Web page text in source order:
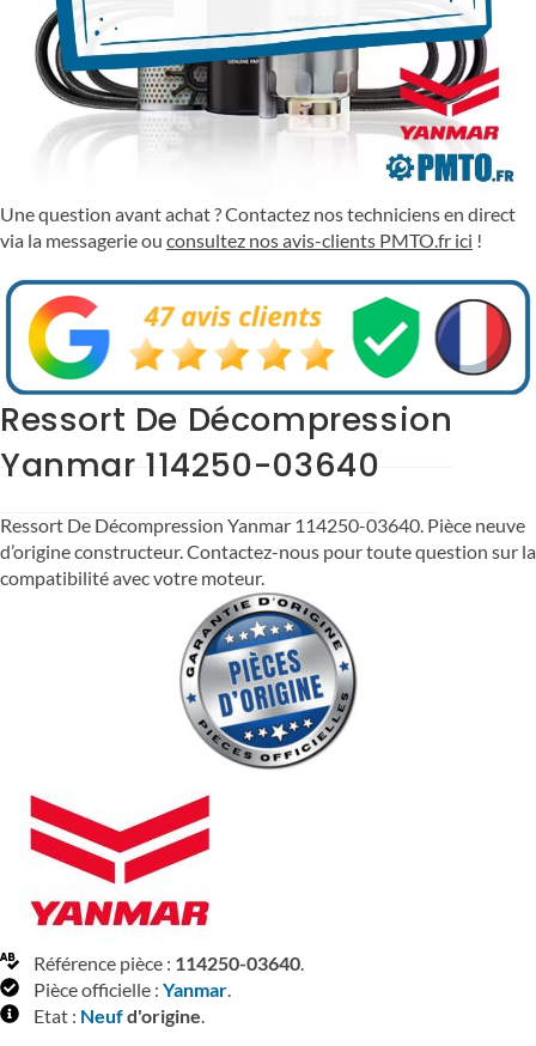
Une question avant achat ? Contactez nos techniciens en direct
via la messagerie ou consultez nos avis-clients PMTO.fr ici !
Ressort De Décompression
Yanmar 114250-03640
Ressort De Décompression Yanmar 114250-03640. Pièce neuve
d’origine constructeur. Contactez-nous pour toute question sur la
compatibilité avec votre moteur.
Référence pièce : 114250-03640
Pièce officielle : Yanmar
Etat : Neufd'origine